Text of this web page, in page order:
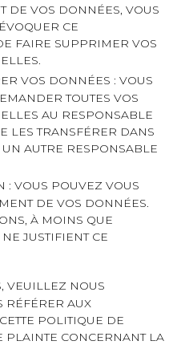
DE VOS DONNÉES, VOUS
CE
FAIRE SUPPRIMER VOS
VOS DONNÉES : VOUS
TOUTES VOS
AU RESPONSABLE
LES TRANSFÉRER DANS
AUTRE RESPONSABLE
: VOUS POUVEZ VOUS
DE VOS DONNÉES.
À MOINS QUE
JUSTIFIENT CE
VEUILLEZ NOUS
RÉFÉRER AUX
POLITIQUE DE
PLAINTE CONCERNANT LA